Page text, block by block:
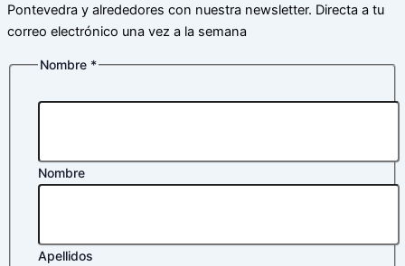
Pontevedra y alrededores con nuestra newsletter. Directa a tu
correo electrónico una vez a la semana
de
Nombre
Nombre *
Nombre
Apellidos